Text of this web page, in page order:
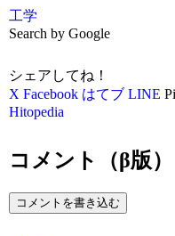
工学
Search by Google
シェアしてね！
X Facebook はてブ LINE
Hitopedia
コメント（β版）
コメントを書き込む